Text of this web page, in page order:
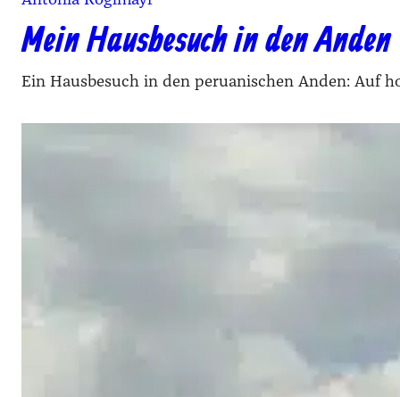
Mein Hausbesuch in den
Ein Hausbesuch in den peruanischen Anden: Auf